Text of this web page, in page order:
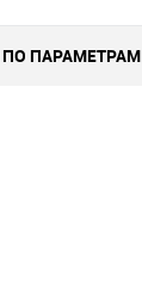
ПАРАМЕТРАМ